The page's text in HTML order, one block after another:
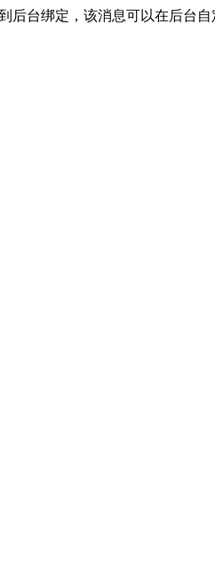
后台绑定，该消息可以在后台自